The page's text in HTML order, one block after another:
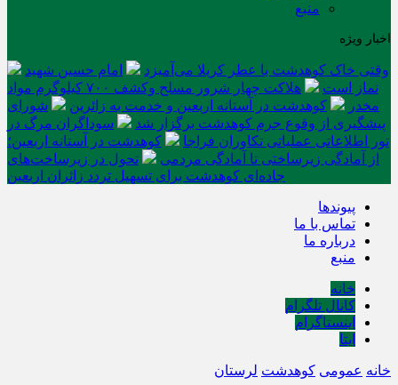
منبع
اخبار ویژه
وقتی خاک کوهدشت با عطر کربلا می‌آمیزد
امام حسین شهید
نماز است
هلاکت چهار شرور مسلح وکشف ۷۰۰ کیلوگرم مواد
مخدر
کوهدشت در آستانه اربعین و خدمت‌ به زائرین
شورای
پیشگیری از وقوع جرم کوهدشت برگزار شد
سوداگران مرگ در
تور اطلاعاتی عملیاتی تکاوران فراجا
کوهدشت در آستانه اربعین؛
از آمادگی زیرساختی تا آمادگی مردمی
تحول در زیرساخت‌های
جاده‌ای کوهدشت برای تسهیل تردد زائران اربعین
پیوندها
تماس با ما
درباره ما
منبع
خانه
کانال تلگرام
اینستاگرام
ایتا
خانه عمومی کوهدشت لرستان